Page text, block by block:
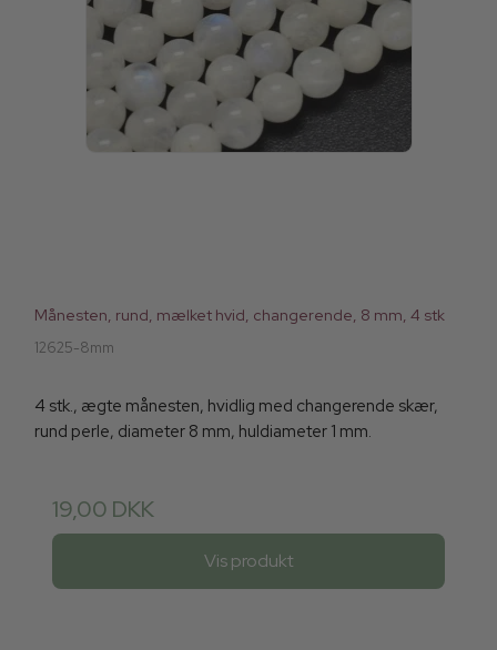
Månesten, rund, mælket hvid, changerende, 8 mm, 4 stk
12625-8mm
4 stk., ægte månesten, hvidlig med changerende skær,
rund perle, diameter 8 mm, huldiameter 1 mm.
19,00 DKK
Vis produkt